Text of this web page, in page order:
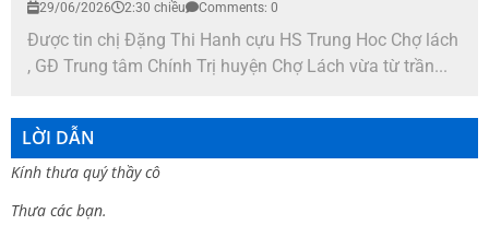
29/06/2026 2:30 chiều Comments: 0
Được tin chị Đặng Thi Hanh cựu HS Trung Hoc Chợ lách
, GĐ Trung tâm Chính Trị huyện Chợ Lách vừa từ trần...
LỜI DẪN
Kính thưa quý thầy cô
Thưa các bạn.